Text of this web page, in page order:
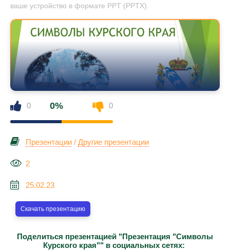
ваше устройство в формате PPT (PPTX).
0 0% 0
Презентации / Другие презентации
2
25.02.23
Скачать презентацию
Поделиться презентацией "Презентация "Символы
Курского края"" в социальных сетях: